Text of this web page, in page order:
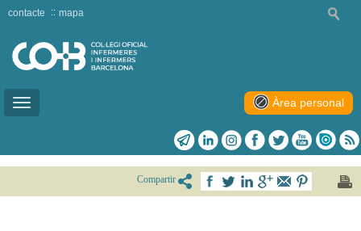
Toggle
contacte mapa
Àrea personal
Compartir